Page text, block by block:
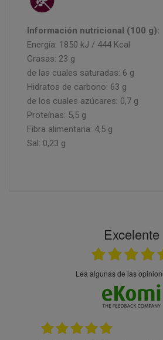
Información nutricional (100 g):
Energía: 1850 kJ / 444 Kcal
Grasas: 23 g
de las cuales saturadas: 6 g
Hidratos de carbono: 63 g
de los cuales azúcares: 0,7 g
Proteínas: 5,5 g
Fibra alimentaria: 4,5 g
Sal: 0,23 g
Excelente
Lea algunas de las